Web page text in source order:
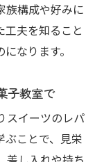
族構成や好みに
夫を知ること
なります。
子教室で
スイーツのレパ
ぶことで、見栄